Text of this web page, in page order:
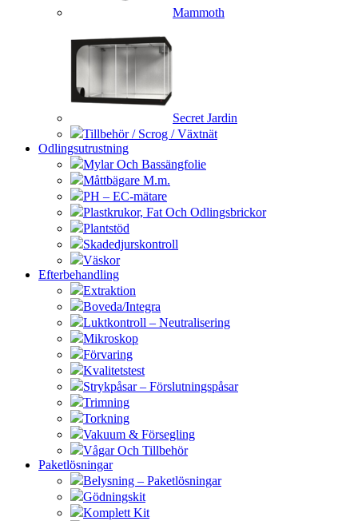
Mammoth
Secret Jardin
Tillbehör / Scrog / Växtnät
Odlingsutrustning
Mylar Och Bassängfolie
Måttbägare M.m.
PH – EC-mätare
Plastkrukor, Fat Och Odlingsbrickor
Plantstöd
Skadedjurskontroll
Väskor
Efterbehandling
Extraktion
Boveda/Integra
Luktkontroll – Neutralisering
Mikroskop
Förvaring
Kvalitetstest
Strykpåsar – Förslutningspåsar
Trimning
Torkning
Vakuum & Försegling
Vågar Och Tillbehör
Paketlösningar
Belysning – Paketlösningar
Gödningskit
Komplett Kit